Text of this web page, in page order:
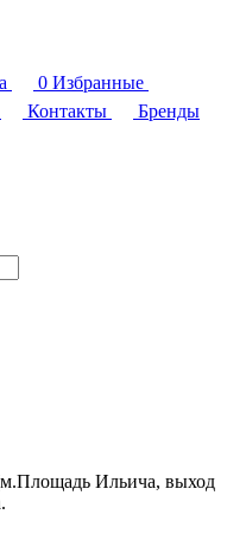
0 Избранные
Контакты
Бренды
Ильича, выход